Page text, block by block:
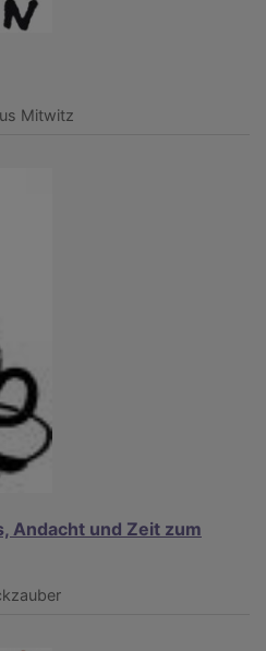
Mitwitz
Andacht und Zeit zum